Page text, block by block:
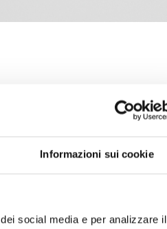
Informazioni sui cookie
social media e per analizzare il